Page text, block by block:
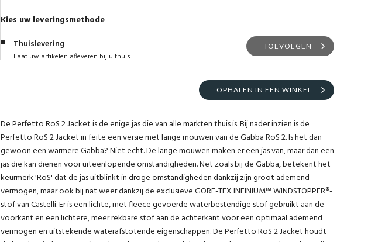
Kies uw leveringsmethode
Thuislevering
Laat uw artikelen afleveren bij u thuis
TOEVOEGEN
OPHALEN IN EEN WINKEL
De Perfetto RoS 2 Jacket is de enige jas die van alle markten thuis is. Bij nader inzien is de
Perfetto RoS 2 Jacket in feite een versie met lange mouwen van de Gabba RoS 2. Is het dan
gewoon een warmere Gabba? Niet echt. De lange mouwen maken er een jas van, maar dan een
jas die kan dienen voor uiteenlopende omstandigheden. Net zoals bij de Gabba, betekent het
keurmerk 'RoS' dat de jas uitblinkt in droge omstandigheden dankzij zijn groot ademend
vermogen, maar ook bij nat weer dankzij de exclusieve GORE-TEX INFINIUM™ WINDSTOPPER®-
stof van Castelli. Er is een lichte, met fleece gevoerde waterbestendige stof gebruikt aan de
voorkant en een lichtere, meer rekbare stof aan de achterkant voor een optimaal ademend
vermogen en uitstekende waterafstotende eigenschappen. De Perfetto RoS 2 Jacket houdt